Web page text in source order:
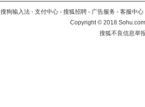
搜狗输入法 - 支付中心 - 搜狐招聘 - 广告服务 - 客服中心
Copyright©2018
搜狐不良信息举